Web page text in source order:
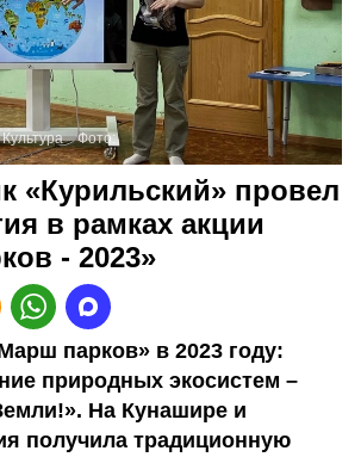
Культура Фото:
«Курильский» провел
в рамках акции
- 2023»
парков» в 2023 году:
природных экосистем –
На Кунашире и
получила традиционную